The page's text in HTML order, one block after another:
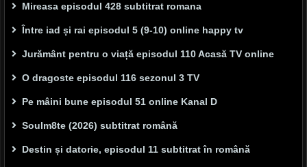
Mireasa episodul 428 subtitrat romana
Între iad și rai episodul 5 (9-10) online happy tv
Jurământ pentru o viață episodul 110 Acasă TV online
O dragoste episodul 116 sezonul 3 TV
Pe mâini bune episodul 51 online Kanal D
Soulm8te (2026) subtitrat română
Destin și datorie, episodul 11 subtitrat în română